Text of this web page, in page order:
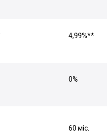
4,99%**
0%
60 міс.